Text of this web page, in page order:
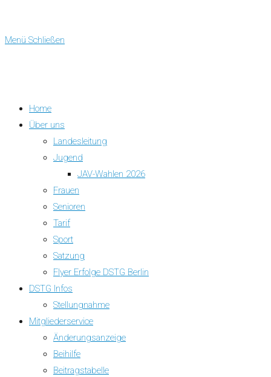
Menü Schließen
Home
Über uns
Landesleitung
Jugend
JAV-Wahlen 2026
Frauen
Senioren
Tarif
Sport
Satzung
Flyer Erfolge DSTG Berlin
DSTG Infos
Stellungnahme
Mitgliederservice
Änderungsanzeige
Beihilfe
Beitragstabelle